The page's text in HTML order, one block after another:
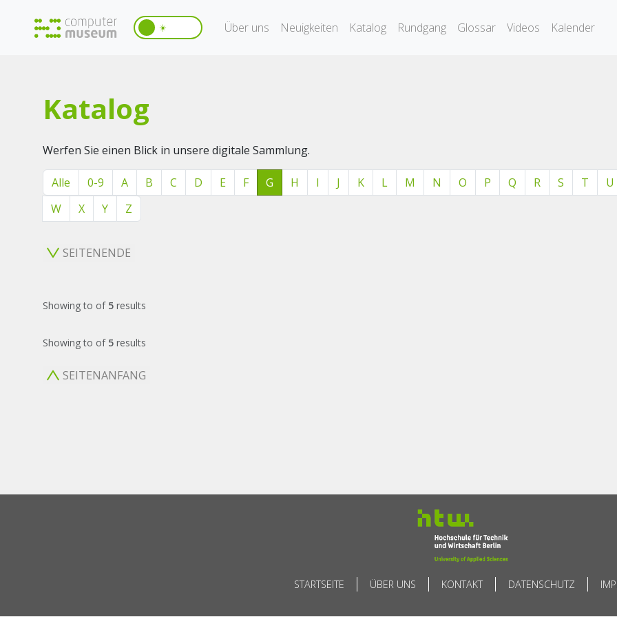
☀️ Über uns Neuigkeiten Katalog Rundgang Glossar Videos Kalender
Katalog
Werfen Sie einen Blick in unsere digitale Sammlung.
Alle 0-9 A B C D E F G H I J K L M N O P Q R S T U
W
X Y Z
SEITENENDE
Showingto of 5 results
Showingto of 5 results
SEITENANFANG
STARTSEITE ÜBER UNS KONTAKT DATENSCHUTZ